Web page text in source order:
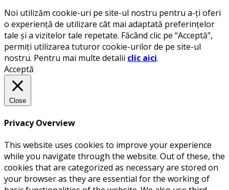
Noi utilizăm cookie-uri pe site-ul nostru pentru a-ți oferi
o experiență de utilizare cât mai adaptată preferințelor
tale și a vizitelor tale repetate. Făcând clic pe “Acceptă”,
permiți utilizarea tuturor cookie-urilor de pe site-ul
nostru. Pentru mai multe detalii clic aici.
Acceptă
Close
Privacy Overview
This website uses cookies to improve your experience
while you navigate through the website. Out of these, the
cookies that are categorized as necessary are stored on
your browser as they are essential for the working of